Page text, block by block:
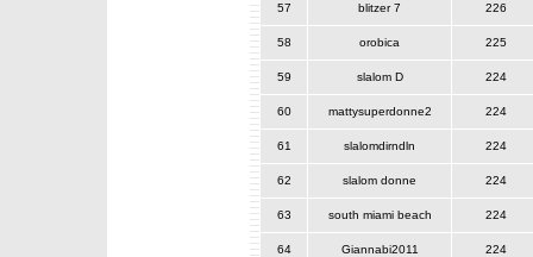
57 blitzer 7 226
58 orobica 225
59 slalom D 224
60 mattysuperdonne2 224
61 slalomdirndln 224
62 slalom donne 224
63 south miami beach 224
64 Giannabi2011 224